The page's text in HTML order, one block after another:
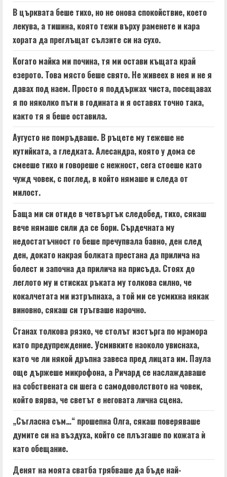
В църквата беше тихо, но не онова спокойствие, което
лекува, а тишина, която тежи върху раменете и кара
хората да преглъщат сълзите си на сухо.
Когато майка ми почина, тя ми остави къщата край
езерото. Това място беше свято. Не живеех в нея и не я
давах под наем. Просто я поддържах чиста, посещавах
я по няколко пъти в годината и я оставях точно така,
както тя я беше оставила.
Аугусто не помръдваше. В ръцете му тежеше не
кутийката, а гледката. Алесандра, която у дома се
смееше тихо и говореше с нежност, сега стоеше като
чужд човек, с поглед, в който нямаше и следа от
милост.
Баща ми си отиде в четвъртък следобед, тихо, сякаш
вече нямаше сили да се бори. Сърдечната му
недостатъчност го беше пречупвала бавно, ден след
ден, докато накрая болката престана да прилича на
болест и започна да прилича на присъда. Стоях до
леглото му и стисках ръката му толкова силно, че
кокалчетата ми изтръпнаха, а той ми се усмихна някак
виновно, сякаш си тръгваше нарочно.
Станах толкова рязко, че столът изстърга по мрамора
като предупреждение. Усмивките наоколо увиснаха,
като че ли някой дръпна завеса пред лицата им. Паула
още държеше микрофона, а Ричард се наслаждаваше
на собствената си шега с самодоволството на човек,
който вярва, че светът е неговата лична сцена.
„Съгласна съм…“ прошепна Олга, сякаш поверяваше
думите си на въздуха, който се плъзгаше по кожата ѝ
като обещание.
Денят на моята сватба трябваше да бъде най-